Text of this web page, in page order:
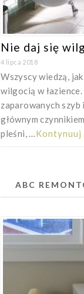
Nie daj się
4 lipca 2018
Wszyscy wiedzą,
wilgocią w
zaparowanych
głównym
pleśni, …Kontynuuj
ABC